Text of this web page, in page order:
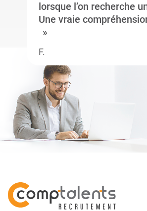
lorsque l’on recherche
Une vraie
F.